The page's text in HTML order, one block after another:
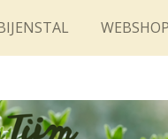
WEBSHOP